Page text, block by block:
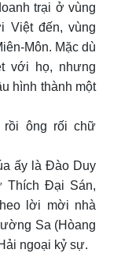
trại ở vùng
Việt đến, vùng
Môn. Mặc dù
với họ, nhưng
hình thành một
rồi ông rối chữ
ấy là Đào Duy
Thích Đại Sán,
lời mời nhà
Sa (Hòang
ngoại kỷ sự.